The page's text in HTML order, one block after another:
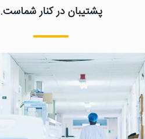
پشتیبان در کنار شماست.